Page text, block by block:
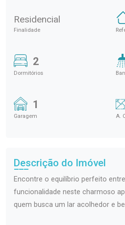
Residencial
Finalidade
2
Dormitórios
1
Garagem A.
Descrição do Imóvel
Encontre o equilíbrio perfeito
funcionalidade neste charmoso
quem busca um lar acolhedor e